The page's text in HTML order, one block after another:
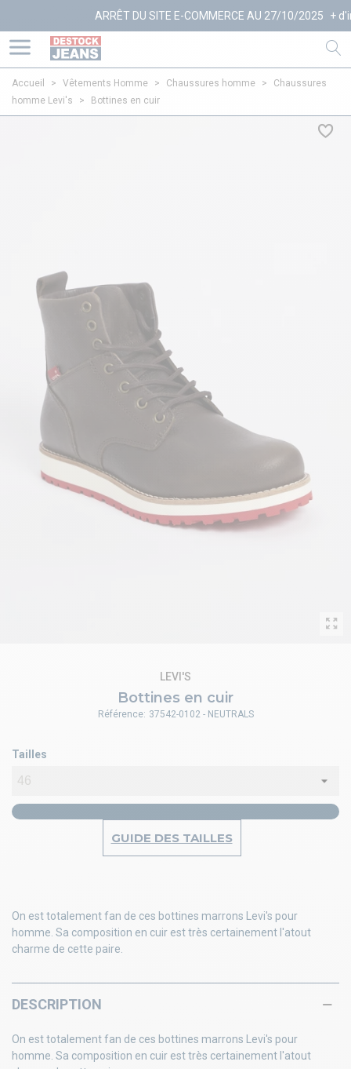
ARRÊT DU SITE E-COMMERCE AU 27/10/2025 + d'infos
Accueil > Vêtements Homme > Chaussures homme >
Chaussures
homme Levi's
> Bottines en cuir
Bottines en cuir
LEVI'S
On est totalement fan de ces bottines marrons Levi's pour
homme. Sa composition en cuir est très certainement l'atout
charme de cette paire.
Tailles
GUIDE DES TAILLES
Référence: 37542-0102 - NEUTRALS
DESCRIPTION
On est totalement fan de ces bottines marrons Levi's pour
homme. Sa composition en cuir est très certainement l'atout